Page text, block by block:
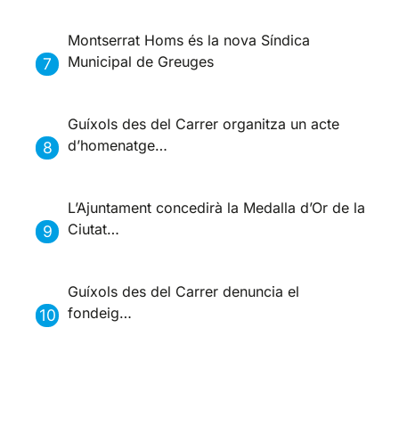
Montserrat Homs és la nova Síndica
Municipal de Greuges
Guíxols des del Carrer organitza un acte
d’homenatge…
L’Ajuntament concedirà la Medalla d’Or de la
Ciutat…
Guíxols des del Carrer denuncia el
fondeig…